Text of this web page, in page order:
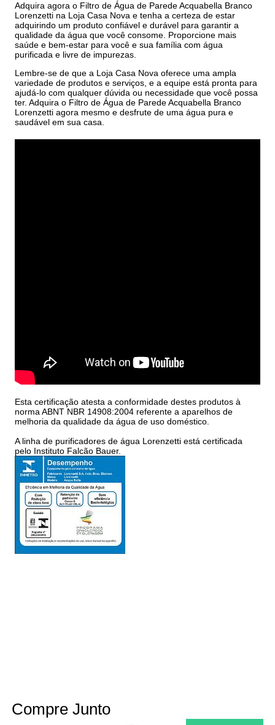
Adquira agora o Filtro de Água de Parede Acquabella Branco
Lorenzetti na Loja Casa Nova e tenha a certeza de estar
adquirindo um produto confiável e durável para garantir a
qualidade da água que você consome. Proporcione mais
saúde e bem-estar para você e sua família com água
purificada e livre de impurezas.
Lembre-se de que a Loja Casa Nova oferece uma ampla
variedade de produtos e serviços, e a equipe está pronta para
ajudá-lo com qualquer dúvida ou necessidade que você possa
ter. Adquira o Filtro de Água de Parede Acquabella Branco
Lorenzetti agora mesmo e desfrute de uma água pura e
saudável em sua casa.
Esta certificação atesta a conformidade destes produtos à
norma ABNT NBR 14908:2004 referente a aparelhos de
melhoria da qualidade da água de uso doméstico.
A linha de purificadores de água Lorenzetti está certificada
pelo Instituto Falcão Bauer.
Compre Junto